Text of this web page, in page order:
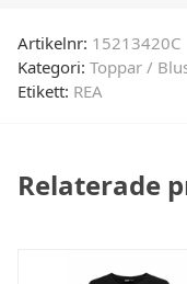
Artikelnr: 15213420C
Kategori: Toppar /
Etikett: REA
Relaterade